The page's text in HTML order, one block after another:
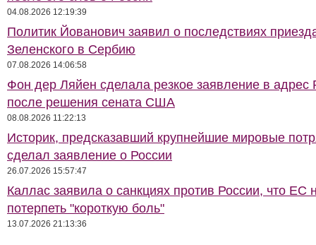
04.08.2026 12:19:39
Политик Йованович заявил о последствиях
Зеленского в Сербию
07.08.2026 14:06:58
Фон дер Ляйен сделала резкое заявление в адрес
после решения сената США
08.08.2026 11:22:13
Историк, предсказавший крупнейшие мировые
сделал заявление о России
26.07.2026 15:57:47
Каллас заявила о санкциях против России, что ЕС
потерпеть "короткую боль"
13.07.2026 21:13:36